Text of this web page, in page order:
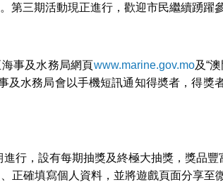
第三期活動現正進行，歡迎市民繼續踴躍參
事及水務局網頁www.marine.gov.mo及“
及水務局會以手機短訊通知得奬者，得獎
進行，設有每期抽獎及終極大抽獎，獎品
正確填寫個人資料，並將遊戲頁面分享至